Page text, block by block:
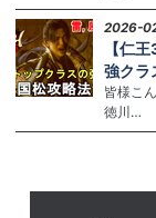
2026-
【仁
強クラ
皆様こ
徳川…